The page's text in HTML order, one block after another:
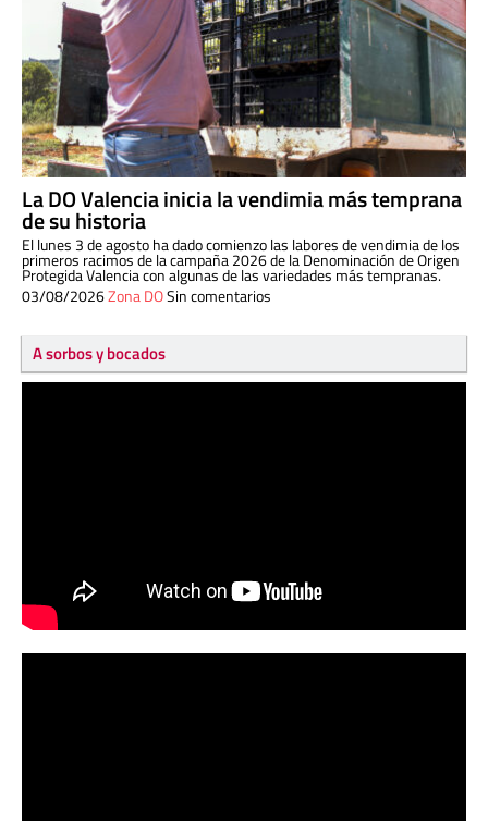
La DO Valencia inicia la vendimia más temprana
de su historia
El lunes 3 de agosto ha dado comienzo las labores de vendimia de los
primeros racimos de la campaña 2026 de la Denominación de Origen
Protegida Valencia con algunas de las variedades más tempranas.
03/08/2026Zona DOSin comentarios
A sorbos y bocados